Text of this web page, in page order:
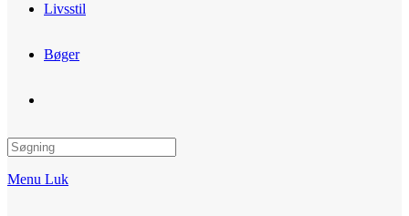
Livsstil
Bøger
website
search
Menu Luk